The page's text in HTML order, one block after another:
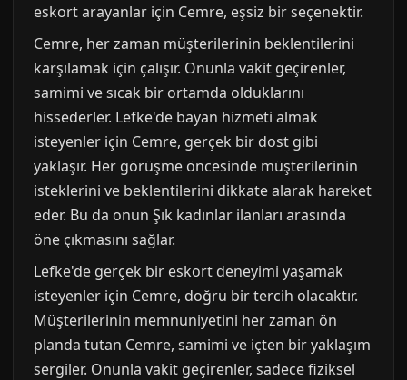
eskort arayanlar için Cemre, eşsiz bir seçenektir.
Cemre, her zaman müşterilerinin beklentilerini
karşılamak için çalışır. Onunla vakit geçirenler,
samimi ve sıcak bir ortamda olduklarını
hissederler. Lefke'de bayan hizmeti almak
isteyenler için Cemre, gerçek bir dost gibi
yaklaşır. Her görüşme öncesinde müşterilerinin
isteklerini ve beklentilerini dikkate alarak hareket
eder. Bu da onun Şık kadınlar ilanları arasında
öne çıkmasını sağlar.
Lefke'de gerçek bir eskort deneyimi yaşamak
isteyenler için Cemre, doğru bir tercih olacaktır.
Müşterilerinin memnuniyetini her zaman ön
planda tutan Cemre, samimi ve içten bir yaklaşım
sergiler. Onunla vakit geçirenler, sadece fiziksel